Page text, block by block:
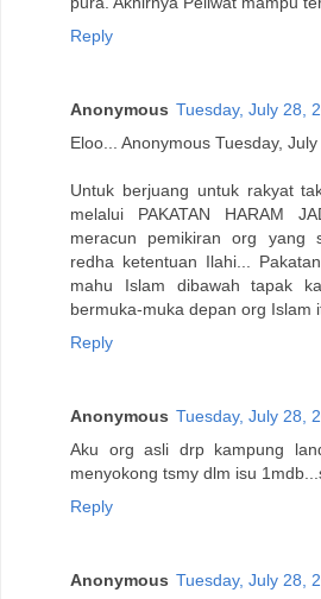
Reply
Anonymous Tuesday, July 28,
Eloo... Anonymous Tuesday,
Untuk berjuang untuk rakyat
melalui PAKATAN HARAM
meracun pemikiran org yang
redha ketentuan Ilahi...
mahu Islam dibawah tapak
bermuka-muka depan org Islam
Reply
Anonymous Tuesday, July 28,
Aku org asli drp kampung
menyokong tsmy dlm isu
Reply
Anonymous Tuesday, July 28,